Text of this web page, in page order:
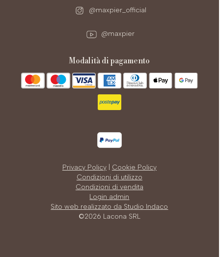
@maxpier_official
@maxpier
modalità di pagamento
Privacy Policy| Cookie Policy
Condizioni di utilizzo
Condizioni di vendita
Login admin
Sito web realizzato da Studio Indaco
©2026 Lacona SRL